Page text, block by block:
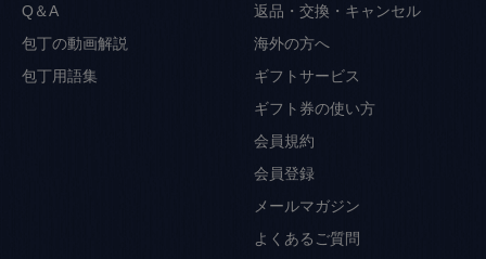
Q＆A
包丁の動画解説
包丁用語集
返品・交換・キャンセル
海外の方へ
ギフトサービス
ギフト券の使い方
会員規約
会員登録
メールマガジン
よくあるご質問